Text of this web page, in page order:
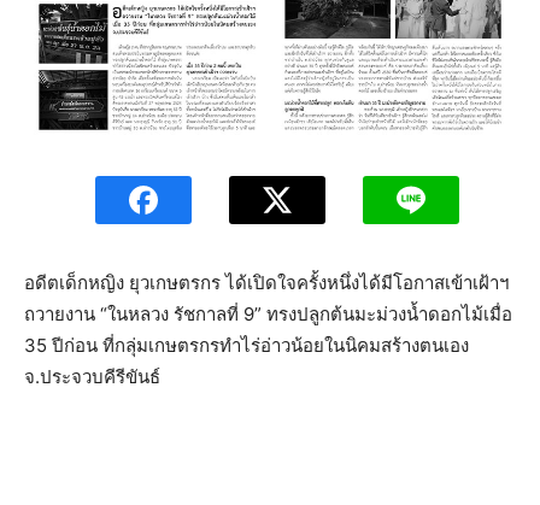
อดีตเด็กหญิง ยุวเกษตรกร ได้เปิดใจครั้งหนึ่งได้มีโอกาสเข้าเฝ้าฯ
ถวายงาน “ในหลวง รัชกาลที่ 9” ทรงปลูกต้นมะม่วงน้ำดอกไม้เมื่อ
35 ปีก่อน ที่กลุ่มเกษตรกรทำไร่อ่าวน้อยในนิคมสร้างตนเอง
จ.ประจวบคีรีขันธ์